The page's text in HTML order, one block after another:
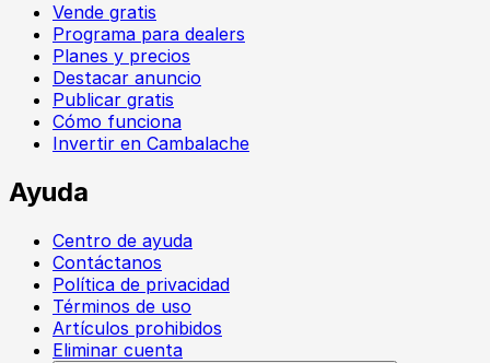
Vende gratis
Programa para dealers
Planes y precios
Destacar anuncio
Publicar gratis
Cómo funciona
Invertir en Cambalache
Ayuda
Centro de ayuda
Contáctanos
Política de privacidad
Términos de uso
Artículos prohibidos
Eliminar cuenta